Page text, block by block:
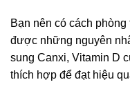
Bạn nên có cách
được những nguyên
sung Canxi, Vitamin D
thích hợp để đạt hiệu